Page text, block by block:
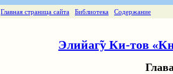
Главная страница сайта Библиотека Содержание
Элийаг̃у Ки-тов